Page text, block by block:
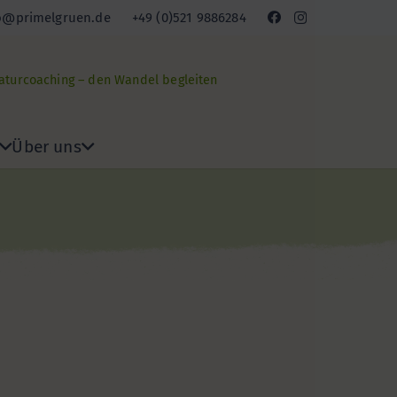
+49 (0)521 9886284
– den Wandel begleiten
Über uns